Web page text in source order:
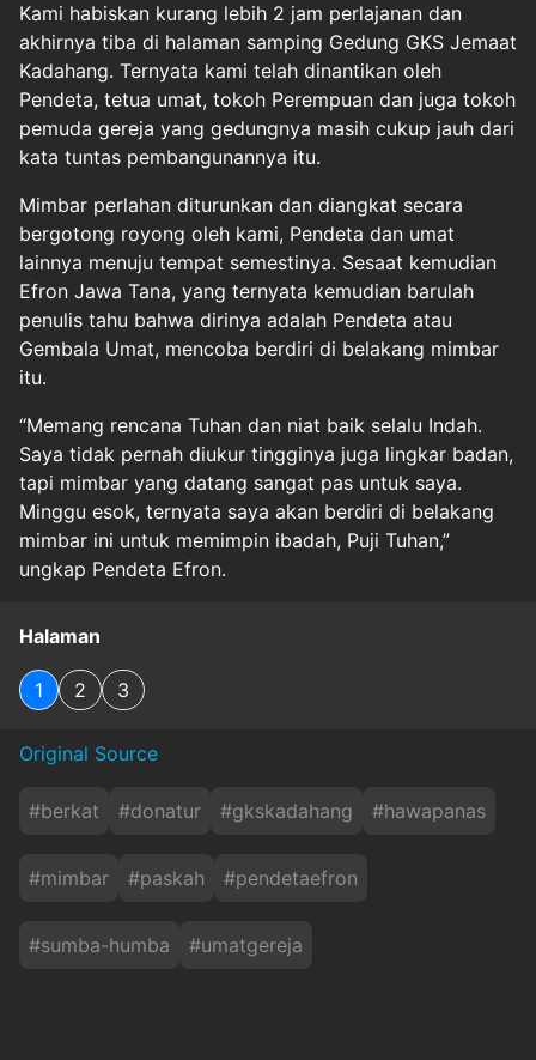
Kami habiskan kurang lebih 2 jam perlajanan dan
akhirnya tiba di halaman samping Gedung GKS Jemaat
Kadahang. Ternyata kami telah dinantikan oleh
Pendeta, tetua umat, tokoh Perempuan dan juga tokoh
pemuda gereja yang gedungnya masih cukup jauh dari
kata tuntas pembangunannya itu.
Mimbar perlahan diturunkan dan diangkat secara
bergotong royong oleh kami, Pendeta dan umat
lainnya menuju tempat semestinya. Sesaat kemudian
Efron Jawa Tana, yang ternyata kemudian barulah
penulis tahu bahwa dirinya adalah Pendeta atau
Gembala Umat, mencoba berdiri di belakang mimbar
itu.
“Memang rencana Tuhan dan niat baik selalu Indah.
Saya tidak pernah diukur tingginya juga lingkar badan,
tapi mimbar yang datang sangat pas untuk saya.
Minggu esok, ternyata saya akan berdiri di belakang
mimbar ini untuk memimpin ibadah, Puji Tuhan,”
ungkap Pendeta Efron.
Halaman
1 2 3
Original Source
#berkat #donatur #gkskadahang #hawapanas
#mimbar #paskah #pendetaefron
#sumba-humba #umatgereja